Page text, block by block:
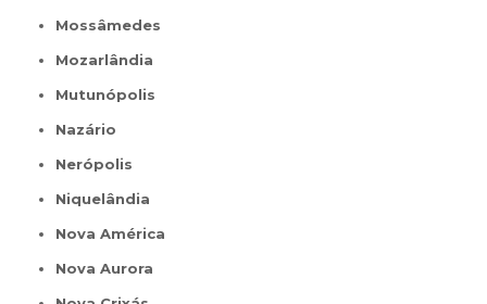
Mossâmedes
Mozarlândia
Mutunópolis
Nazário
Nerópolis
Niquelândia
Nova América
Nova Aurora